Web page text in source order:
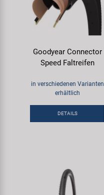
Goodyear Connector
Speed Faltreifen
in verschiedenen Varianten
erhältlich
DETAILS